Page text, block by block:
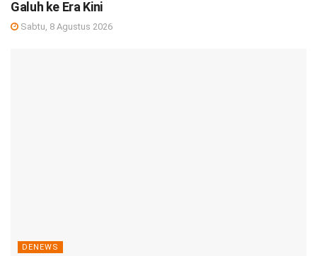
Galuh ke Era Kini
Sabtu, 8 Agustus 2026
DENEWS